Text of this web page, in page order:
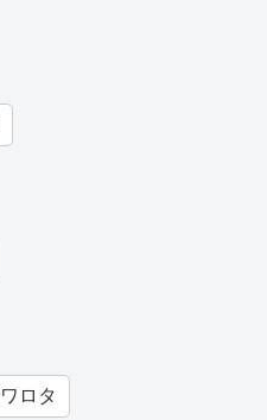
ロタ